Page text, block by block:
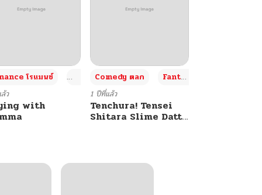
+4
โรแมนซ์ Adult ผู้ใหญ่ +4
ว
with
Comedy ตลก Fantasy แฟนตาซี
1 ปีที่แล้ว
Tenchura! Tensei
Shitara Slime Datta